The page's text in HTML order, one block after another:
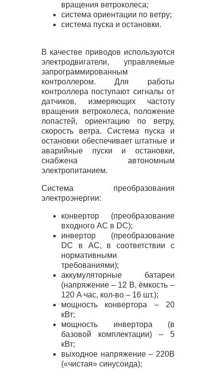
вращения ветроколеса;
система ориентации по ветру;
система пуска и остановки.
В качестве приводов используются
электродвигатели, управляемые
запрограммированным
контроллером. Для работы
контроллера поступают сигналы от
датчиков, измеряющих частоту
вращения ветроколеса, положение
лопастей, ориентацию по ветру,
скорость ветра. Система пуска и
остановки обеспечивает штатные и
аварийные пуски и остановки,
снабжена автономным
электропитанием.
Система преобразования
электроэнергии:
конвертор (преобразование
входного AC в DC);
инвертор (преобразование
DC в AC, в соответствии с
нормативными
требованиями);
аккумуляторные батареи
(напряжение – 12 В, ёмкость –
120 А∙час, кол-во – 16 шт.);
мощность конвертора – 20
кВт;
мощность инвертора (в
базовой комплектации) – 5
кВт;
выходное напряжение – 220В
(«чистая» синусоида);